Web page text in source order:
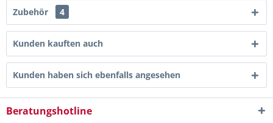
Zubehör 4
Kunden kauften auch
Kunden haben sich ebenfalls angesehen
Beratungshotline